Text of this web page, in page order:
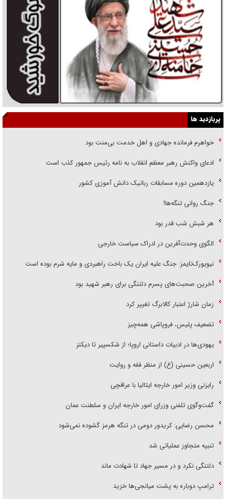
پربازدید ها
خواهرم فرمانده جهادی و اهل خدمت بی‌منت بود
ادعای واکنش رهبر معظم انقلاب به نامه رئیس جمهور کذب است
یازدهمین دوره مسابقات رباتیک دانش آموزی کشور
جنگ روانی تنگه‌ها!
هر شبش شب قدر بود
الگوی وحدت‌آفرین در ادراک سیاست خارجی
نیویورک‌تایمز: جنگ علیه ایران یک باخت راهبردی و مایه شرم بوده است
آخرین صحبت‌های پسرم دلتنگی برای رهبر شهید بود
زمان شارژ اعتبار کالابرگ تغییر کرد
تضعیف پلیس، فروپاشی همه‌چیز
یهودی‌ها در ادبیات داستانی اروپا؛ از شکسپیر تا دیکنز
اربعین حسینی (ع) از منظر فقه و روایت
رایزنی وزیر امور خارجه ایتالیا با عراقچی
گفت‌وگوی تلفنی وزرای امور خارجه ایران و سلطنت عمان
محسن رضایی: کریدور دومی در تنگه هرمز گشوده نمی‌شود
تنبیه متجاوز عملیاتی شد
دلتنگی نکرد و در مسیر جهاد تا شهادت ماند
ترامپ دوباره به پشت میانجی‌ها خزید